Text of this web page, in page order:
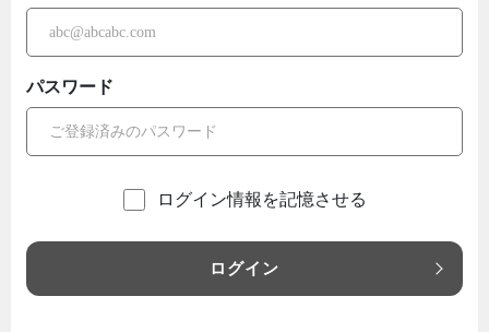
パスワード
ログイン情報を記憶させる
ログイン